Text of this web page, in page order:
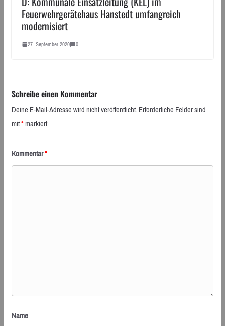
Feuerwehrgerätehaus Hanstedt umfangreich
modernisiert
27. September 2020 0
Schreibe einen Kommentar
Deine E-Mail-Adresse wird nicht veröffentlicht.Erforderliche Felder sind
mit*markiert
Kommentar*
Name